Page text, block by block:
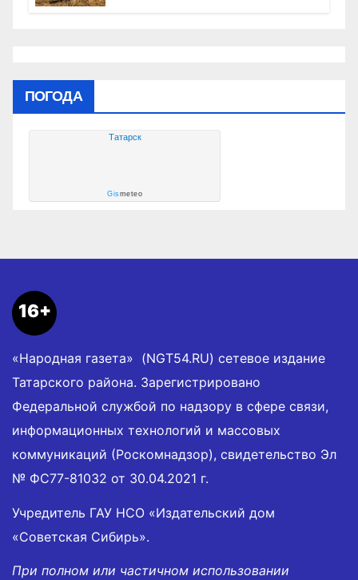
ПОГОДА
Татарск
Gismeteo
16+
«Народная газета» (NGT54.RU) сетевое издание
Татарского района. Зарегистрировано
Федеральной службой по надзору в сфере связи,
информационных технологий и массовых
коммуникаций (Роскомнадзор), свидетельство Эл
№ ФС77-81032 от 30.04.2021 г.
Учредитель ГАУ НСО «Издательский дом
«Советская Сибирь».
При полном или частичном использовании